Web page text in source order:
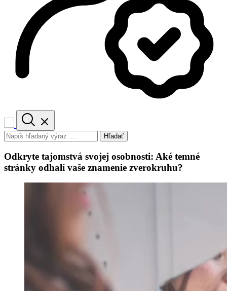
Hľadať
Odkryte tajomstvá svojej osobnosti: Aké temné
stránky odhalí vaše znamenie zverokruhu?